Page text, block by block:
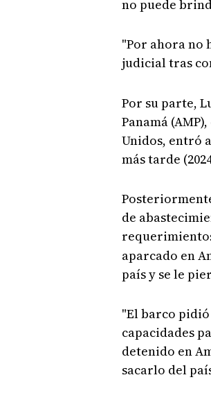
no puede
"Por ahora no
judicial tras
Por su parte,
Panamá
Unidos, entró
más tarde
de
aparcado en
país y se le
"El barco
capacidades
detenido en
sacarlo del